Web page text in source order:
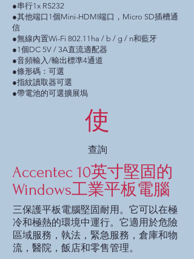
●串行1x RS232
●其他端口1個Mini-HDMI端口，Micro SD插槽通
信
●無線內置Wi-Fi 802.11ha / b / g / n和藍牙
●1個DC 5V / 3A直流適配器
●音頻輸入/輸出標準4通道
●條形碼：可選
●指紋讀取器可選
●帶電池的可選擴展塢
使
查詢
Accentec 10英寸堅固的
Windows工業平板電腦
三保護平板電腦堅固耐用。它可以在極
冷和極熱的環境中運行。它適用於危險
區域服務，執法，緊急服務，倉庫和物
流，醫院，飯店和零售管理。